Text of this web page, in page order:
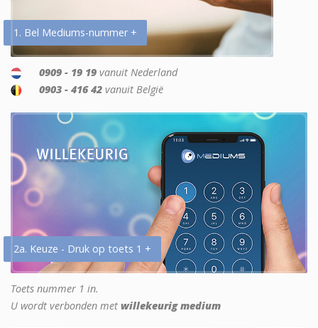
1. Bel Mediums-nummer +
0909 - 19 19 vanuit Nederland
0903 - 416 42 vanuit België
2a. Keuze - Druk op toets 1 +
Toets nummer 1 in.
U wordt verbonden met willekeurig medium